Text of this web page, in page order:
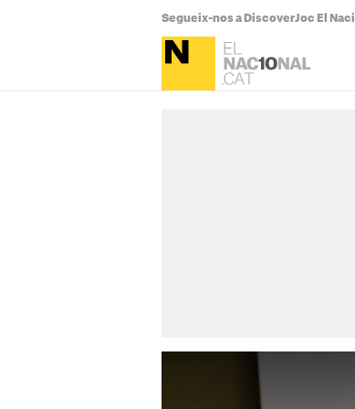
Segueix-nos a DiscoverJoc El